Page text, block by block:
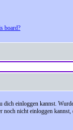
board?
einloggen kannst.
nicht einloggen